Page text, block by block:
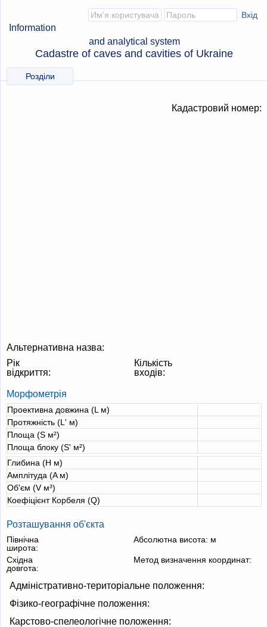
Information
and analytical system
Cadastre of caves and cavities of Ukraine
Розділи
Кадастровий номер:
Альтернативна назва:
Рік
відкриття:
Кількість
входів:
Морфометрія
Проективна довжина (L м)
Протяжність (L' м)
Площа (S м²)
Площа блоку (S' м²)
Глибина (H м)
Амплітуда (A м)
Об'єм (V м³)
Коефіцієнт Корбеля (Q)
Розташування об'єкта
Північна
широта:
Абсолютна висота: м
Східна
довгота:
Метод визначення координат:
Адміністративно-територіальне положення:
Фізико-географічне положення:
Карстово-спелеологічне положення: